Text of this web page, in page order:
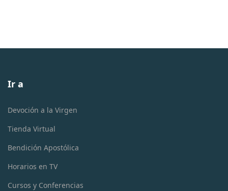
Ir a
Devoción a la Virgen
Tienda Virtual
Bendición Apostólica
Horarios en TV
Cursos y Conferencias